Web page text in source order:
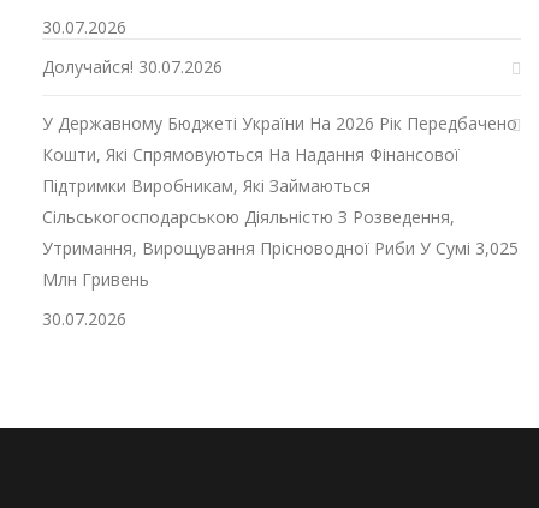
30.07.2026
Долучайся! 30.07.2026
У Державному Бюджеті України На 2026 Рік Передбачено
Кошти, Які Спрямовуються На Надання Фінансової
Підтримки Виробникам, Які Займаються
Сільськогосподарською Діяльністю З Розведення,
Утримання, Вирощування Прісноводної Риби У Сумі 3,025
Млн Гривень
30.07.2026